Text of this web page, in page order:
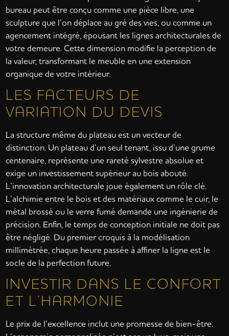
bureau peut être conçu comme une pièce libre, une
sculpture que l’on déplace au gré des vies, ou comme un
agencement intégré, épousant les lignes architecturales de
votre demeure. Cette dimension modifie la perception de
la valeur, transformant le meuble en une extension
organique de votre intérieur.
LES FACTEURS DE
VARIATION DU DEVIS
La structure même du plateau est un vecteur de
distinction. Un plateau d’un seul tenant, issu d’une grume
centenaire, représente une rareté sylvestre absolue et
exige un investissement supérieur au bois abouté.
L’innovation architecturale joue également un rôle clé.
L’alchimie entre le bois et des matériaux comme le cuir, le
métal brossé ou le verre fumé demande une ingénierie de
précision. Enfin, le temps de conception initiale ne doit pas
être négligé. Du premier croquis à la modélisation
millimétrée, chaque heure passée à affiner la ligne est le
socle de la perfection future.
INVESTIR DANS LE CONFORT
ET L’HARMONIE
Le prix de l’excellence inclut une promesse de bien-être.